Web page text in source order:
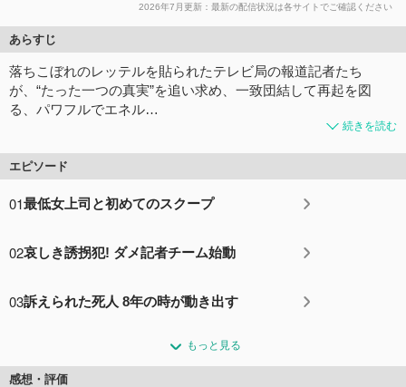
2026年7月更新：最新の配信状況は各サイトでご確認ください
あらすじ
落ちこぼれのレッテルを貼られたテレビ局の報道記者たち
が、“たった一つの真実”を追い求め、一致団結して再起を図
る、パワフルでエネル…
続きを読む
エピソード
01最低女上司と初めてのスクープ
02哀しき誘拐犯! ダメ記者チーム始動
03訴えられた死人 8年の時が動き出す
もっと見る
感想・評価